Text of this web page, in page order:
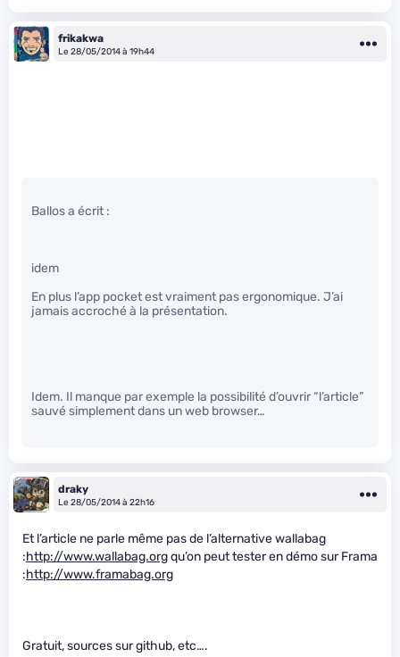
frikakwa
Le 28/05/2014 à 19h44
Ballos a écrit :
idem
En plus l’app pocket est vraiment pas ergonomique. J’ai
jamais accroché à la présentation.
Idem. Il manque par exemple la possibilité d’ouvrir “l’article”
sauvé simplement dans un web browser…
draky
Le 28/05/2014 à 22h16
Et l’article ne parle même pas de l’alternative wallabag
:http://www.wallabag.orgqu’on peut tester en démo sur Frama
:http://www.framabag.org
Gratuit, sources sur github, etc….